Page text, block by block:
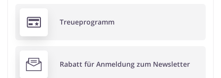
Treueprogramm
Rabatt für Anmeldung zum Newsletter